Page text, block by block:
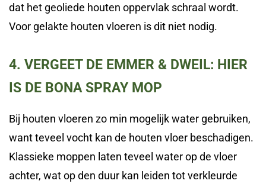
dat het geoliede houten oppervlak schraal wordt.
Voor gelakte houten vloeren is dit niet nodig.
4. VERGEET DE EMMER & DWEIL: HIER
IS DE BONA SPRAY MOP
Bij houten vloeren zo min mogelijk water gebruiken,
want teveel vocht kan de houten vloer beschadigen.
Klassieke moppen laten teveel water op de vloer
achter, wat op den duur kan leiden tot verkleurde